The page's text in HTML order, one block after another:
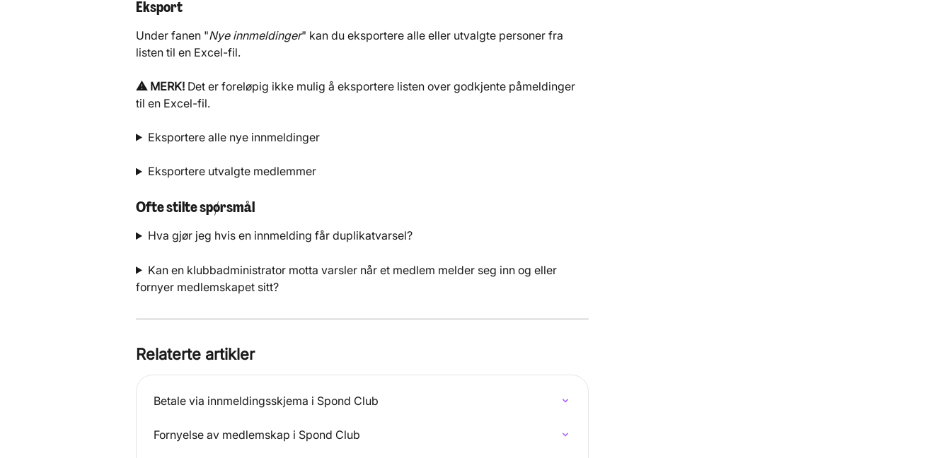
Eksport
Under fanen "Nye innmeldinger" kan du eksportere alle eller utvalgte personer fra
listen til en Excel-fil.
⚠️ MERK! Det er foreløpig ikke mulig å eksportere listen over godkjente påmeldinger
til en Excel-fil.
Eksportere alle nye innmeldinger
Eksportere utvalgte medlemmer
Ofte stilte spørsmål
Hva gjør jeg hvis en innmelding får duplikatvarsel?
Kan en klubbadministrator motta varsler når et medlem melder seg inn og eller
fornyer medlemskapet sitt?
Relaterte artikler
Betale via innmeldingsskjema i Spond Club
Fornyelse av medlemskap i Spond Club